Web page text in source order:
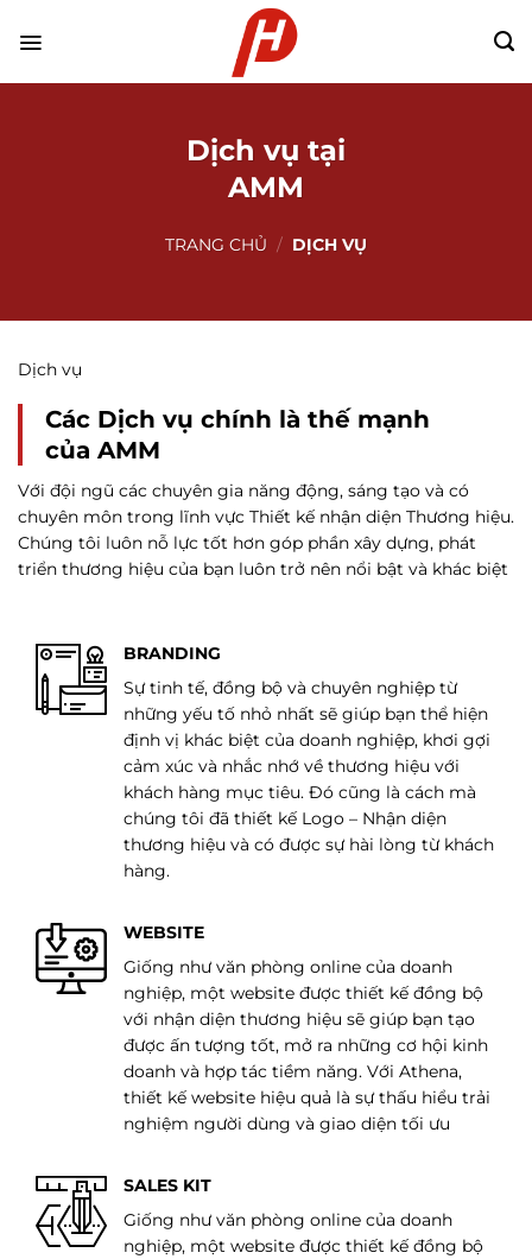
đến
dung
Dịch vụ tại
AMM
TRANG CHỦ / DỊCH VỤ
Dịch vụ
Các Dịch vụ chính là thế mạnh
của AMM
Với đội ngũ các chuyên gia năng động, sáng tạo và có
chuyên môn trong lĩnh vực Thiết kế nhận diện Thương hiệu.
Chúng tôi luôn nỗ lực tốt hơn góp phần xây dựng, phát
triển thương hiệu của bạn luôn trở nên nổi bật và khác biệt
BRANDING
Sự tinh tế, đồng bộ và chuyên nghiệp từ
những yếu tố nhỏ nhất sẽ giúp bạn thể hiện
định vị khác biệt của doanh nghiệp, khơi gợi
cảm xúc và nhắc nhớ về thương hiệu với
khách hàng mục tiêu. Đó cũng là cách mà
chúng tôi đã thiết kế Logo – Nhận diện
thương hiệu và có được sự hài lòng từ khách
hàng.
WEBSITE
Giống như văn phòng online của doanh
nghiệp, một website được thiết kế đồng bộ
với nhận diện thương hiệu sẽ giúp bạn tạo
được ấn tượng tốt, mở ra những cơ hội kinh
doanh và hợp tác tiềm năng. Với Athena,
thiết kế website hiệu quả là sự thấu hiểu trải
nghiệm người dùng và giao diện tối ưu
SALES KIT
Giống như văn phòng online của doanh
nghiệp, một website được thiết kế đồng bộ